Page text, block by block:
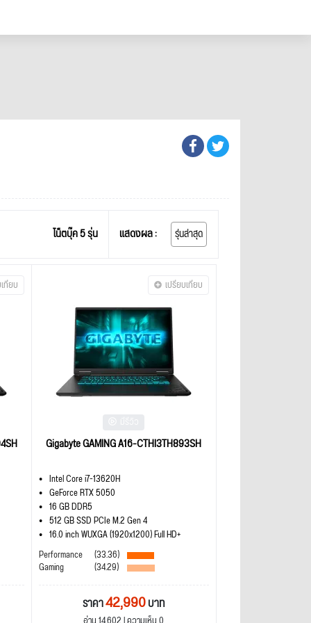
โน็ตบุ๊ค 5 รุ่น แสดงผล : รุ่นล่าสุด
ทียบ เปรียบเทียบ
Gigabyte GAMING A16-CTHI3TH893SH
Intel Core i7-13620H
GeForce RTX 5050
16 GB DDR5
512 GB SSD PCIe M.2 Gen 4
16.0 inch WUXGA (1920x1200) Full HD+
Performance
(33.36)
Gaming (34.29)
ราคา42,990บาท